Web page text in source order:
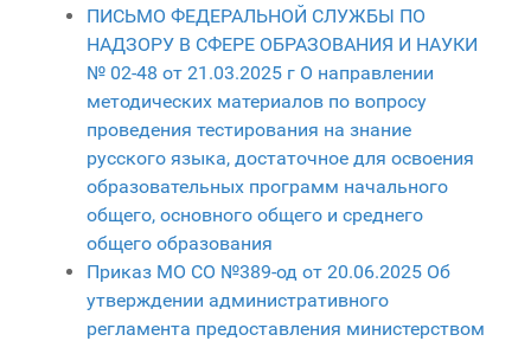
ПИСЬМО ФЕДЕРАЛЬНОЙ СЛУЖБЫ ПО
НАДЗОРУ В СФЕРЕ ОБРАЗОВАНИЯ И НАУКИ
№ 02-48 от 21.03.2025 г О направлении
методических материалов по вопросу
проведения тестирования на знание
русского языка, достаточное для освоения
образовательных программ начального
общего, основного общего и среднего
общего образования
Приказ МО СО №389-од от 20.06.2025 Об
утверждении административного
регламента предоставления министерством